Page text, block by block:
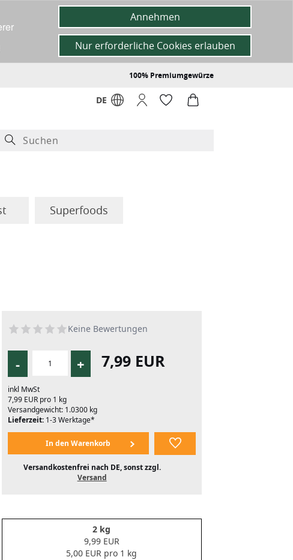
100% Premiumgewürze
DE
Superfoods
Keine Bewertungen
- + 7,99 EUR
inkl MwSt
7,99 EUR pro 1 kg
Versandgewicht: 1.0300 kg
Lieferzeit:1-3 Werktage*
Versandkostenfrei nach DE, sonst zzgl.
Versand
2 kg
9,99 EUR
5,00 EUR pro 1 kg
Annehmen
Nur erforderliche Cookies erlauben